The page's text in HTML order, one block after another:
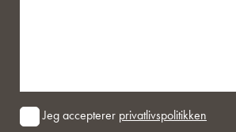
ConsentJeg accepterer privatlivspolitikken